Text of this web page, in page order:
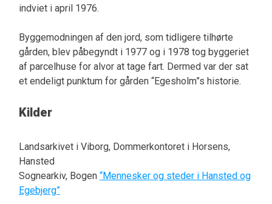
indviet i april 1976.
Byggemodningen af den jord, som tidligere tilhørte
gården, blev påbegyndt i 1977 og i 1978 tog byggeriet
af parcelhuse for alvor at tage fart. Dermed var der sat
et endeligt punktum for gården “Egesholm”s historie.
Kilder
Landsarkivet i Viborg, Dommerkontoret i Horsens,
Hansted
Sognearkiv, Bogen “Mennesker og steder i Hansted og
Egebjerg”